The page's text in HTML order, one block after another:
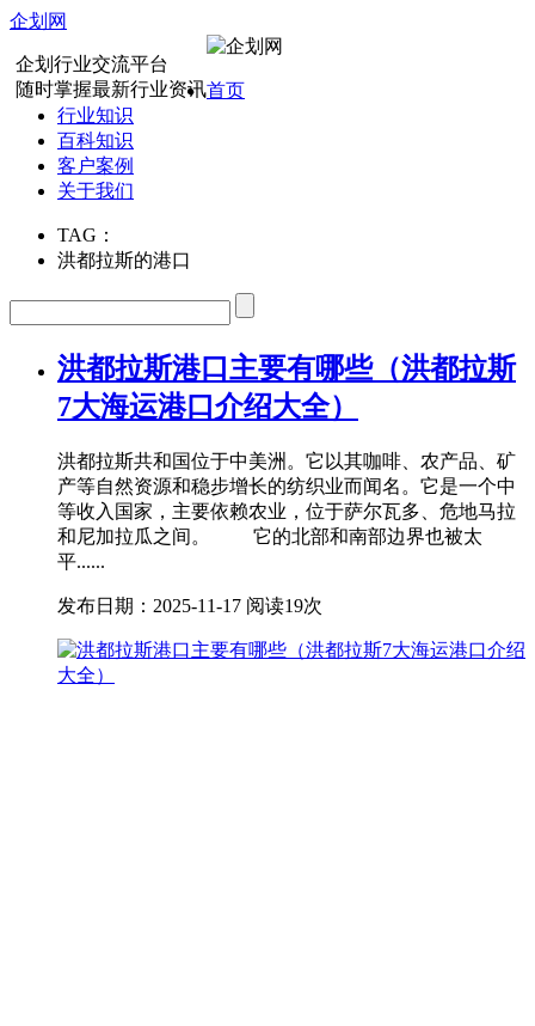
企划网
企划行业交流平台
随时掌握最新行业资讯首页
行业知识
百科知识
客户案例
关于我们
TAG：
洪都拉斯的港口
洪都拉斯港口主要有哪些（洪都拉斯
7大海运港口介绍大全）
洪都拉斯共和国位于中美洲。它以其咖啡、农产品、矿
产等自然资源和稳步增长的纺织业而闻名。它是一个中
等收入国家，主要依赖农业，位于萨尔瓦多、危地马拉
和尼加拉瓜之间。 它的北部和南部边界也被太
平......
发布日期：2025-11-17 阅读19次